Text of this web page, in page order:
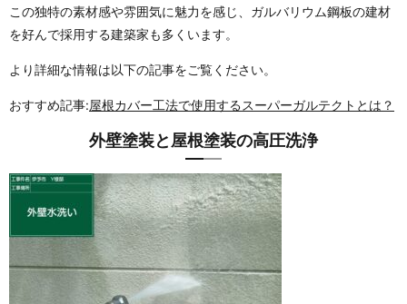
この独特の素材感や雰囲気に魅力を感じ、ガルバリウム鋼板の建材
を好んで採用する建築家も多くいます。
より詳細な情報は以下の記事をご覧ください。
おすすめ記事:屋根カバー工法で使用するスーパーガルテクトとは？
外壁塗装と屋根塗装の高圧洗浄